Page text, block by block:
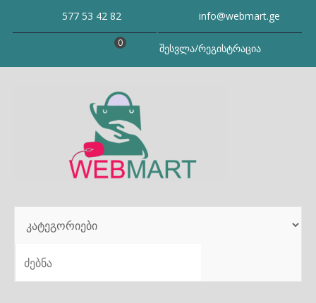
577 53 42 82 info@webmart.ge
შესვლა/რეგისტრაცია
0
SEARCH